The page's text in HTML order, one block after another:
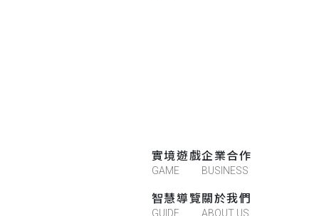
實境遊戲
GAME
智慧導覽
GUIDE
企業合作
BUSINESS
關於我們
ABOUT US